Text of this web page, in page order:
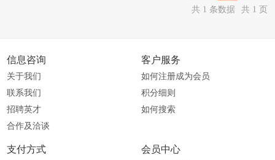
共 1 条数据
共 1 页
信息咨询
关于我们
联系我们
招聘英才
合作及洽谈
客户服务
如何注册成为会员
积分细则
如何搜索
支付方式 会员中心